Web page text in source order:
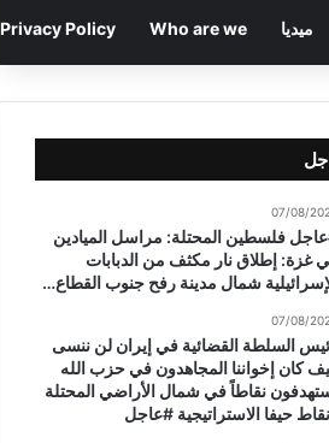
ميديا Who are we
Privacy Policy
07/08/
فلسطين المحتلة: مراسل الميادين
غزة: إطلاق نار مكثف من الدبابات
شمال مدينة رفح جنوب القطاع…
07/08/
السلطة القضائية في إيران لن ننسى
كان إخواننا المجاهدون في حزب الله
نقاطاً في شمال الأراضي المحتلة
حيفا الاستراتيجية #عاجل